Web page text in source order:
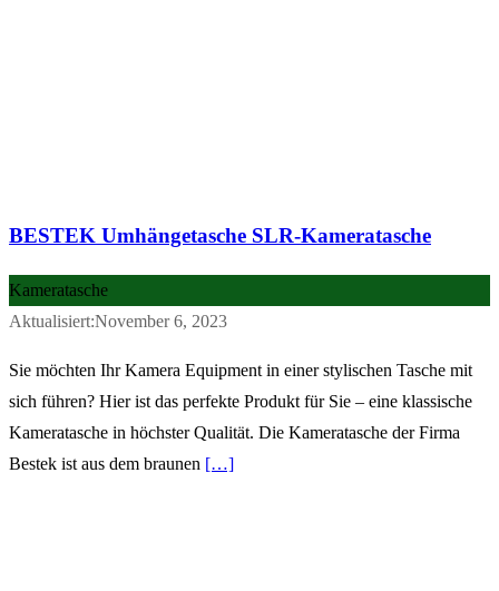
BESTEK Umhängetasche SLR-Kameratasche
Kameratasche
Aktualisiert:November 6, 2023
Sie möchten Ihr Kamera Equipment in einer stylischen Tasche mit
sich führen? Hier ist das perfekte Produkt für Sie – eine klassische
Kameratasche in höchster Qualität. Die Kameratasche der Firma
Bestek ist aus dem braunen […]